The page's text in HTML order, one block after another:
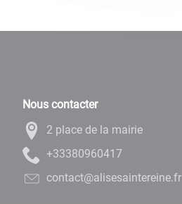
Nous contacter
2 place de la mairie
71406908333+
rf.enieretniasesila@tcatnoc